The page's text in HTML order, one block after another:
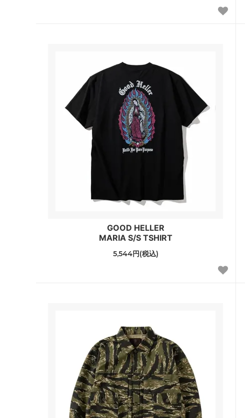
GOOD HELLER
MARIA S/S TSHIRT
5,544円(税込)